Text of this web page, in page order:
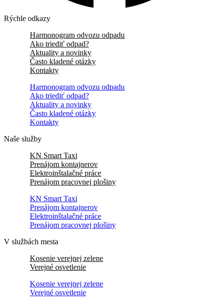
Rýchle odkazy
Harmonogram odvozu odpadu
Ako triediť odpad?
Aktuality a novinky
Často kladené otázky
Kontakty
Harmonogram odvozu odpadu
Ako triediť odpad?
Aktuality a novinky
Často kladené otázky
Kontakty
Naše služby
KN Smart Taxi
Prenájom kontajnerov
Elektroinštalačné práce
Prenájom pracovnej plošiny
KN Smart Taxi
Prenájom kontajnerov
Elektroinštalačné práce
Prenájom pracovnej plošiny
V službách mesta
Kosenie verejnej zelene
Verejné osvetlenie
Kosenie verejnej zelene
Verejné osvetlenie